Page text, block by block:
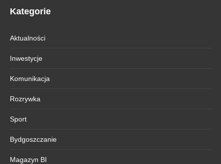
Kategorie
Aktualności
Inwestycje
Komunikacja
Rozrywka
Sport
Bydgoszczanie
Magazyn BI